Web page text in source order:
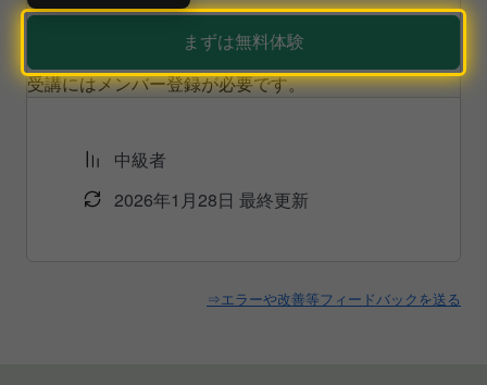
まずは無料体験
受講にはメンバー登録が必要です。
中級者
2026年1月28日 最終更新
⇒エラーや改善等フィードバックを送る